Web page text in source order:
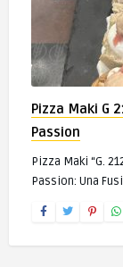
Pizza Maki G
Passion
Pizza Maki “G.
Passion: Una